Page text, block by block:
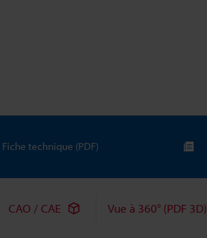
Fiche technique (PDF)
CAO / CAE Vue à 360° (PDF 3D)